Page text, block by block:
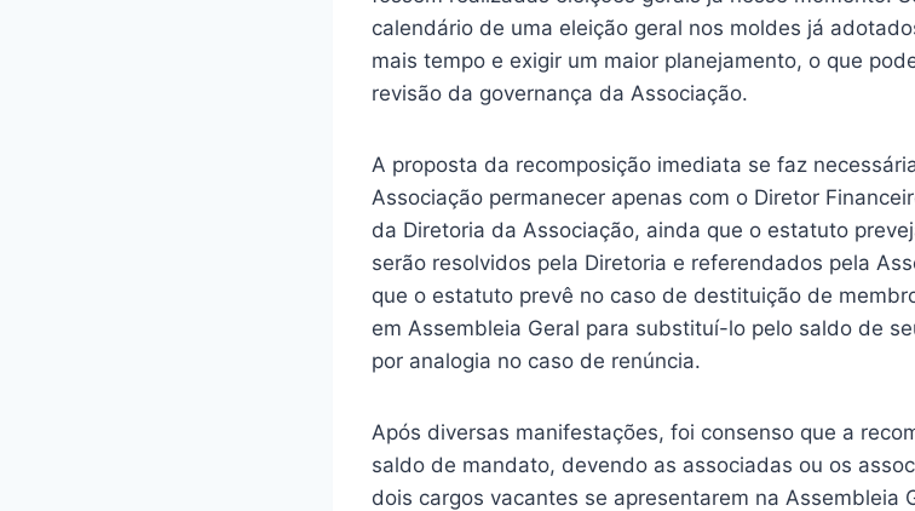
calendário de uma eleição geral nos moldes já
mais tempo e exigir um maior planejamento, o que
revisão da governança da Associação.
A proposta da recomposição imediata se faz
Associação permanecer apenas com o Diretor
da Diretoria da Associação, ainda que o estatuto
serão resolvidos pela Diretoria e referendados pela
que o estatuto prevê no caso de destituição de
em Assembleia Geral para substituí-lo pelo saldo de
por analogia no caso de renúncia.
Após diversas manifestações, foi consenso que a
saldo de mandato, devendo as associadas ou os
dois cargos vacantes se apresentarem na Assembleia